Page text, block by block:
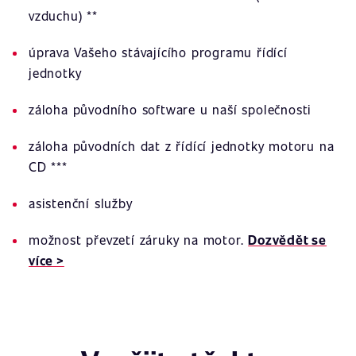
vzduchu) **
úprava Vašeho stávajícího programu řídící
jednotky
záloha původního software u naší společnosti
záloha původních dat z řídící jednotky motoru na
CD ***
asistenční služby
možnost převzetí záruky na motor.Dozvědět se
více >